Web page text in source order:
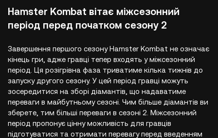
Hamster Kombat вітає міжсезонний
період перед початком сезону 2
Завершення першого сезону Hamster Kombat не означає
кінець гри, адже гравці тепер входять у міжсезонний
період. Ця розігрівна фаза триватиме кілька тижнів до
запуску другого сезону. У цей період гравці можуть
зосередитися на зборі діамантів, що надаватиме
переваги в майбутньому сезоні. Чим більше діамантів ви
зберете, тим більші переваги в сезоні 2. Міжсезонний
період пропонує цінну можливість для гравців
підготуватися та отримати перевагу перед введенням